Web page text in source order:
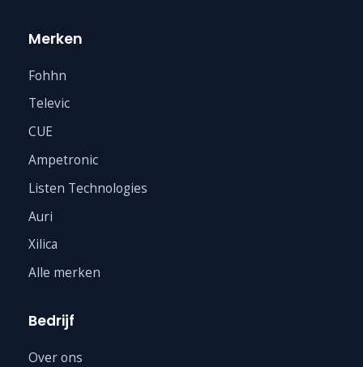
Merken
Fohhn
Televic
CUE
Ampetronic
Listen Technologies
Auri
Xilica
Alle merken
Bedrijf
Over ons